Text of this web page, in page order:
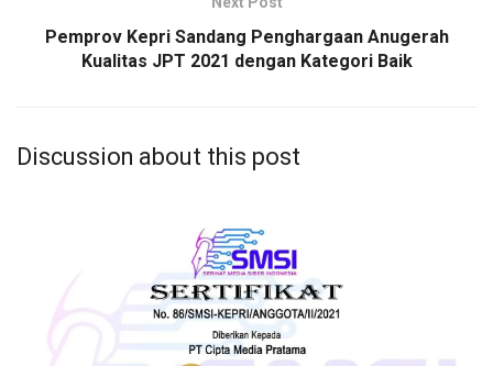
Pemprov Kepri Sandang Penghargaan Anugerah
Kualitas JPT 2021 dengan Kategori Baik
Discussion about this post